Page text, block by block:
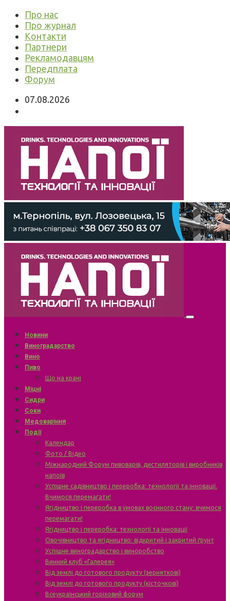
Про нас
Про журнал
Контакти
Партнери
Рекламодавцям
Передплата
Форум
07.08.2026
Новини
Виноградарство
Вино
Пиво
Що на крані
Міцні
Сидри
Соки
Медоваріння
Події
Календар
Фото / Відео
Міжнародний Форум пивоварів, дистиляторів і виробників
напоїв
Успішне садівництво і переробка: технології та інновації.
Вчимося перемагати!
Ягідництво і переробка в умовах воєнного стану: вчимося
перемагати!
Ягідництво і переробка: технології та інновації
Овочівництво та ягідництво: відкритий і закритий ґрунт
Успішне виноградарство і виноробство
Винний клуб «Галерея»
Від землі до готового продукту (зерняткові)
Від землі до готового продукту (кісточкові)
Всеукраїнський горіховий форум